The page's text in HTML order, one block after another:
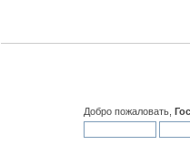
Добро пожаловать,